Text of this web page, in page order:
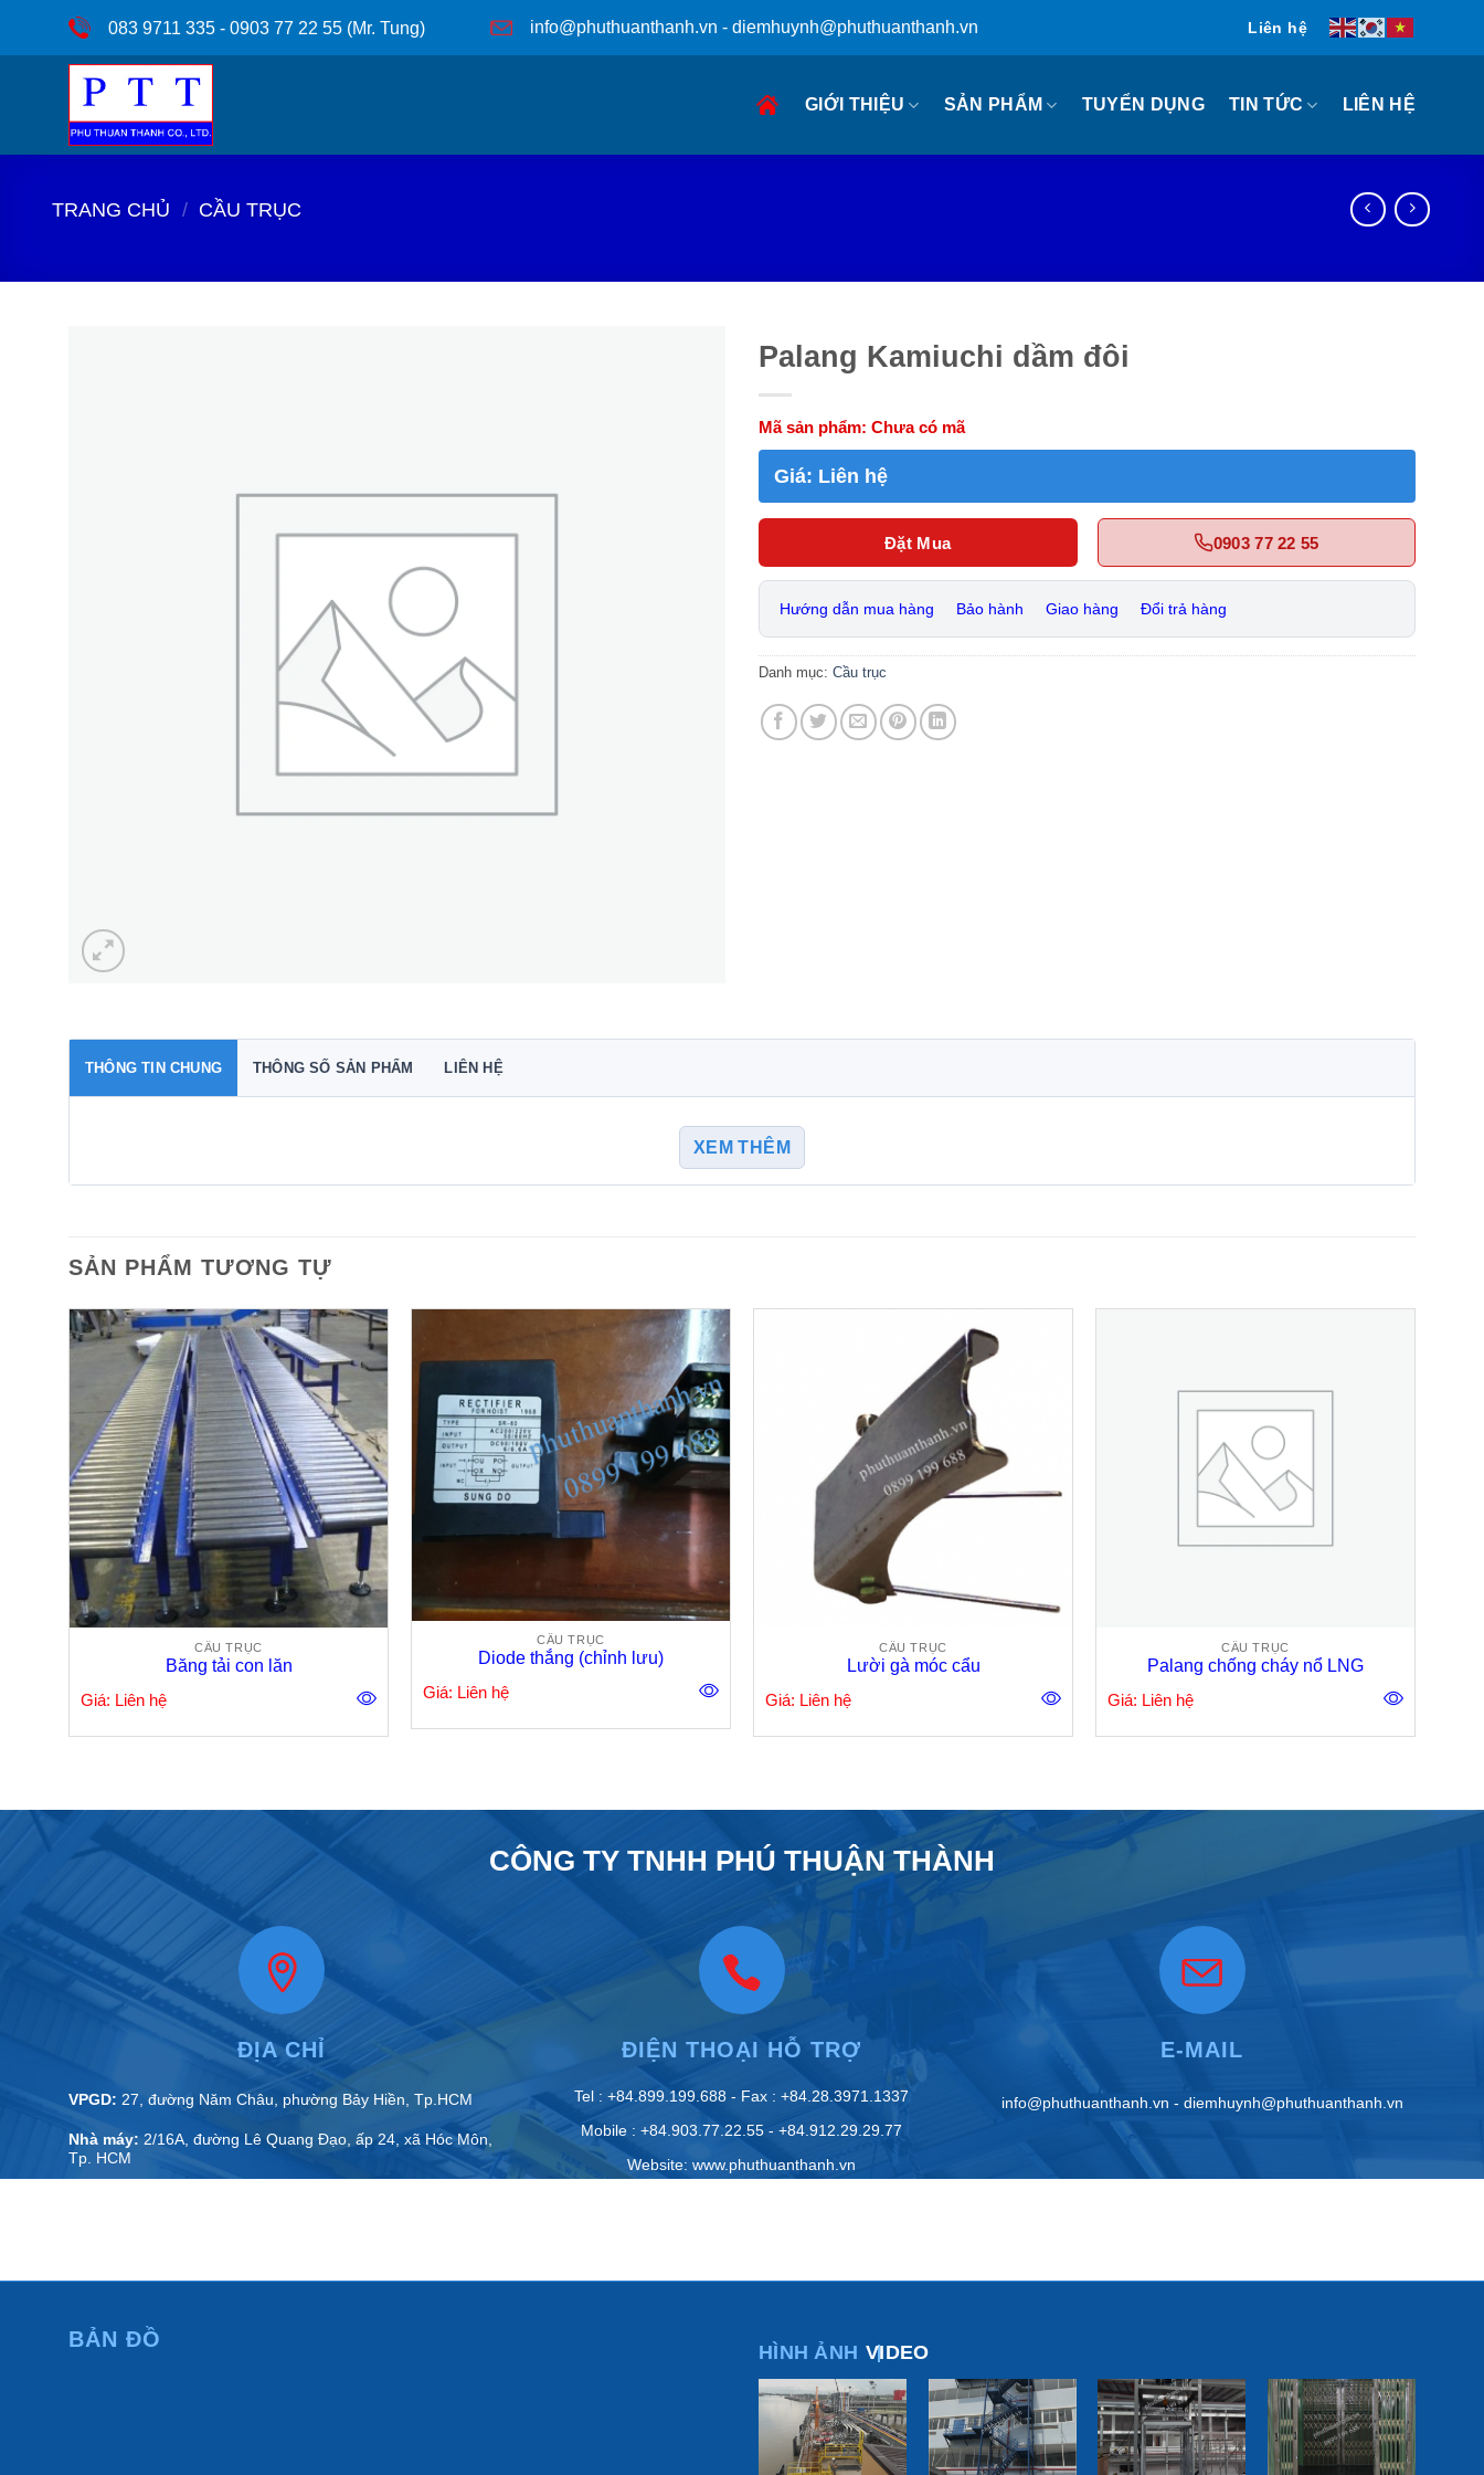
083 9711 335 - 0903 77 22 55 (Mr. Tung) info@phuthuanthanh.vn - diemhuynh@phuthuanthanh.vn Liên hệ
GIỚI THIỆU SẢN PHẨM TUYỂN DỤNG TIN TỨC LIÊN HỆ
TRANG CHỦ / CẦU TRỤC
Palang Kamiuchi dầm đôi
Mã sản phẩm: Chưa có mã
Giá: Liên hệ
Đặt Mua 0903 77 22 55
Hướng dẫn mua hàng Bảo hành Giao hàng Đổi trả hàng
Danh mục: Cầu trục
THÔNG TIN CHUNG THÔNG SỐ SẢN PHẨM LIÊN HỆ
XEM THÊM
SẢN PHẨM TƯƠNG TỰ
CẦU TRỤC
Băng tải con lăn
Giá: Liên hệ
CẦU TRỤC
Diode thắng (chỉnh lưu)
Giá: Liên hệ
CẦU TRỤC
Lười gà móc cẩu
Giá: Liên hệ
CẦU TRỤC
Palang chống cháy nổ LNG
Giá: Liên hệ
CÔNG TY TNHH PHÚ THUẬN THÀNH
ĐỊA CHỈ
VPGD: 27, đường Năm Châu, phường Bảy Hiền, Tp.HCM
Nhà máy: 2/16A, đường Lê Quang Đạo, ấp 24, xã Hóc Môn,
Tp. HCM
ĐIỆN THOẠI HỖ TRỢ
Tel : +84.899.199.688 - Fax : +84.28.3971.1337
Mobile : +84.903.77.22.55 - +84.912.29.29.77
Website: www.phuthuanthanh.vn
E-MAIL
info@phuthuanthanh.vn - diemhuynh@phuthuanthanh.vn
BẢN ĐỒ
HÌNH ẢNH VIDEO